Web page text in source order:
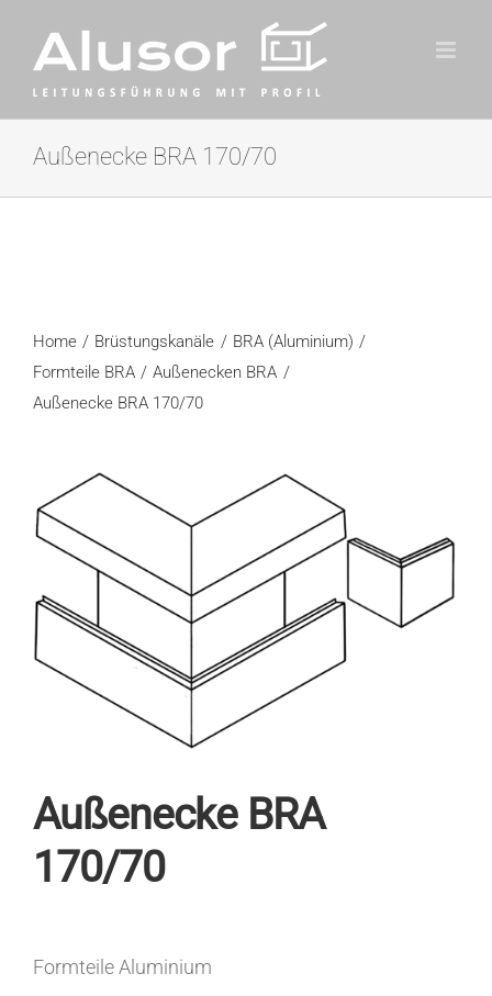
Inhalt
springen
Außenecke BRA 170/70
Home Brüstungskanäle
BRA (Aluminium)
Formteile BRA
Außenecken BRA
Außenecke BRA 170/70
Außenecke BRA
170/70
Formteile Aluminium